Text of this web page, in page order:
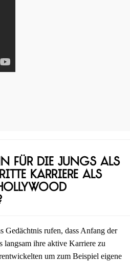
für die Jungs als
Karriere als
Gedächtnis rufen, dass Anfang der
langsam ihre aktive Karriere zu
um zum Beispiel eigene